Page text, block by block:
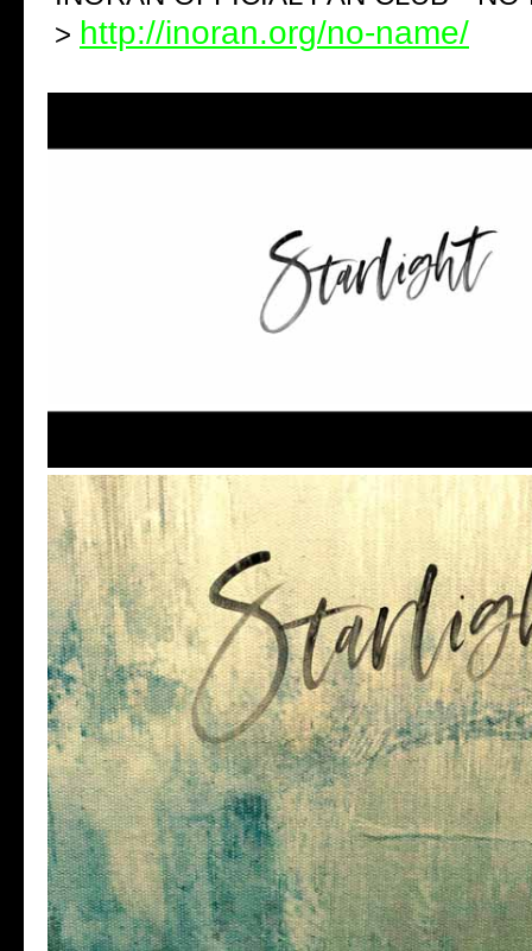
> http://inoran.org/no-name/